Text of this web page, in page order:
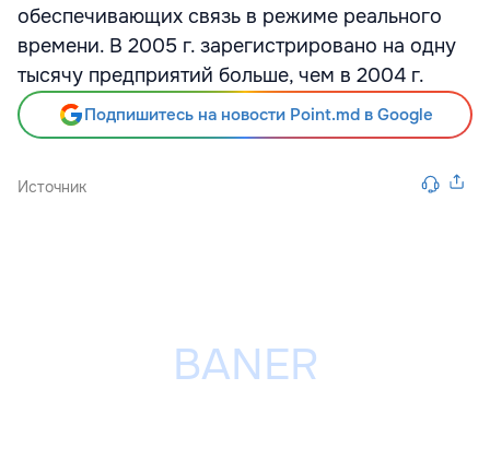
обеспечивающих связь в режиме реального
времени. В 2005 г. зарегистрировано на одну
тысячу предприятий больше, чем в 2004 г.
Подпишитесь на новости Point.md в Google
Источник